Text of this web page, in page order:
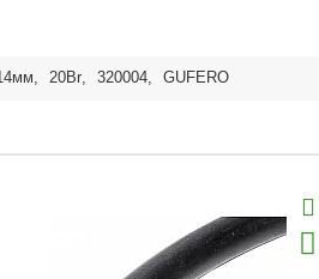
, 20Br, 320004, GUFERO